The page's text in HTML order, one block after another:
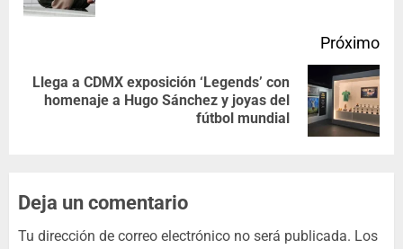
Próximo
Llega a CDMX exposición ‘Legends’ con
homenaje a Hugo Sánchez y joyas del
fútbol mundial
Deja un comentario
Tu dirección de correo electrónico no será publicada. Los